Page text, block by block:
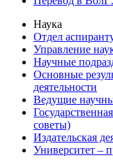
Наука
Отдел
Управление
Научные
Основные
деятельности
Ведущие
советы)
Издательская
Университет –